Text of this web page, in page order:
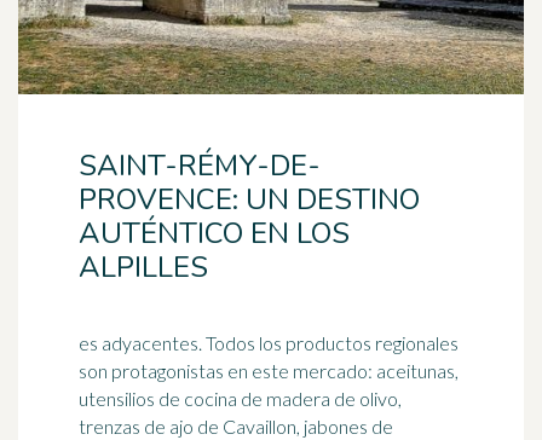
SAINT-RÉMY-DE-
PROVENCE: UN DESTINO
AUTÉNTICO EN LOS
ALPILLES
es adyacentes. Todos los productos regionales
son protagonistas en este mercado: aceitunas,
utensilios de cocina de madera de olivo,
trenzas de ajo de Cavaillon, jabones de